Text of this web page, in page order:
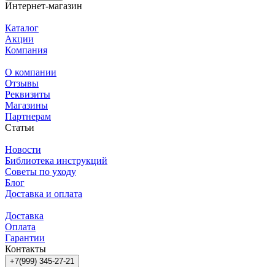
Интернет-магазин
Каталог
Акции
Компания
О компании
Отзывы
Реквизиты
Магазины
Партнерам
Статьи
Новости
Библиотека инструкций
Советы по уходу
Блог
Доставка и оплата
Доставка
Оплата
Гарантии
Контакты
+7(999) 345-27-21